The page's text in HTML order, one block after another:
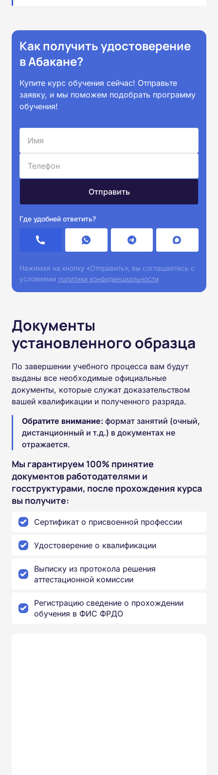
Как получить удостоверение
в Абакане?
Купите курс обучения сейчас! Отправьте
заявку, и мы поможем подобрать программу
обучения!
Где удобней ответить?
Нажимая на кнопку «Отправить», вы соглашаетесь с
условиями политики конфиденциальности
Документы
установленного образца
По завершении учебного процесса вам будут
выданы все необходимые официальные
документы, которые служат доказательством
вашей квалификации и полученного разряда.
Обратите внимание: формат занятий (очный,
дистанционный и т.д.) в документах не
отражается.
Мы гарантируем 100% принятие
документов работодателями и
госструктурами, после прохождения курса
вы получите:
Сертификат о присвоенной профессии
Удостоверение о квалификации
Выписку из протокола решения
аттестационной комиссии
Регистрацию сведение о прохождении
обучения в ФИС ФРДО